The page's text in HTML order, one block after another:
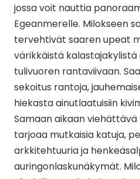
jossa voit nauttia
Egeanmerelle. Milokseen
tervehtivät saaren upeat
värikkäistä
tulivuoren rantaviivaan.
sekoitus rantoja,
hiekasta ainutlaatuisiin
Samaan aikaan viehättävä
tarjoaa mutkaisia katuja,
arkkitehtuuria ja
auringonlaskunäkymät.